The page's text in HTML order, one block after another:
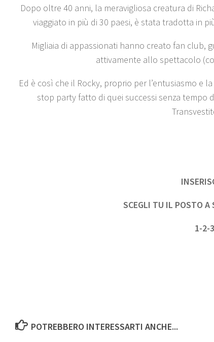
Dopo oltre 40 anni, la meravigliosa creatura di
viaggiato in più di 30 paesi, è stata tradotta in
Migliaia di appassionati hanno creato fan club,
attivamente allo spettacolo
Ed è così che il Rocky, proprio per l’entusiasmo e
stop party fatto di quei successi senza tempo
SCEGLI TU IL POSTO A
1-2-
POTREBBERO INTERESSARTI ANCHE...